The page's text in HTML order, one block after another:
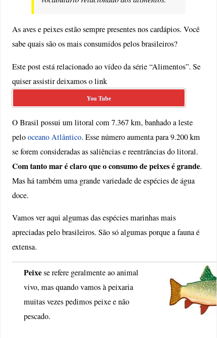
As aves e peixes estão sempre presentes nos cardápios. Você
sabe quais são os mais consumidos pelos brasileiros?
Este post está relacionado ao vídeo da série “Alimentos”. Se
quiser assistir deixamos o link
You Tube
O Brasil possui um litoral com 7.367 km, banhado a leste
pelooceano Atlântico. Esse número aumenta para 9.200 km
se forem consideradas as saliências e reentrâncias do litoral.
Com tanto mar é claro que o consumo de peixes é grande.
Mas há também uma grande variedade de espécies de água
doce.
Vamos ver aqui algumas das espécies marinhas mais
apreciadas pelo brasileiros. São só algumas porque a fauna é
extensa.
Peixese refere geralmente ao animal
vivo, mas quando vamos à peixaria
muitas vezes pedimos peixe e não
pescado.